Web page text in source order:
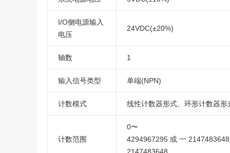
I/O侧电源输入
电压
24VDC(±20%)
轴数 1
输入信号类型 单端(NPN)
计数模式 线性计数器形式、环形计数器形
计数范围
0〜
4294967295 或 一